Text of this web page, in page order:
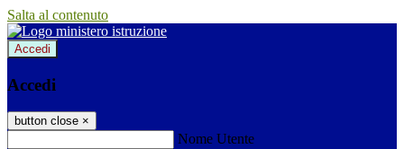
Salta al contenuto
Accedi
Accedi
button close ×
Nome Utente